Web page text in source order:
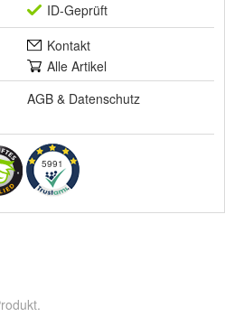
ID-Geprüft
Kontakt
Alle Artikel
AGB & Datenschutz
5991